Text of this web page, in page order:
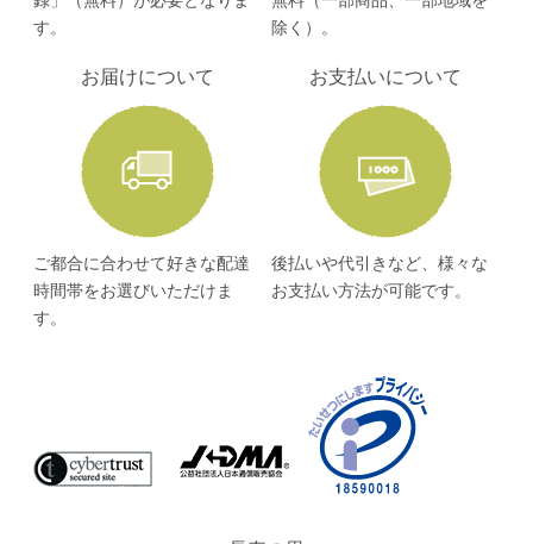
す。
除く）。
お届けについて
ご都合に合わせて好きな配達
時間帯をお選びいただけま
す。
お支払いについて
後払いや代引きなど、様々な
お支払い方法が可能です。